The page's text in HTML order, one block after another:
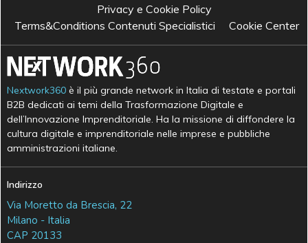
Privacy e Cookie Policy
Terms&Conditions Contenuti Specialistici
Cookie Center
Nextwork360 è il più grande network in Italia di testate e portali
B2B dedicati ai temi della Trasformazione Digitale e
dell’Innovazione Imprenditoriale. Ha la missione di diffondere la
cultura digitale e imprenditoriale nelle imprese e pubbliche
amministrazioni italiane.
Indirizzo
Via Moretto da Brescia, 22
Milano - Italia
CAP 20133